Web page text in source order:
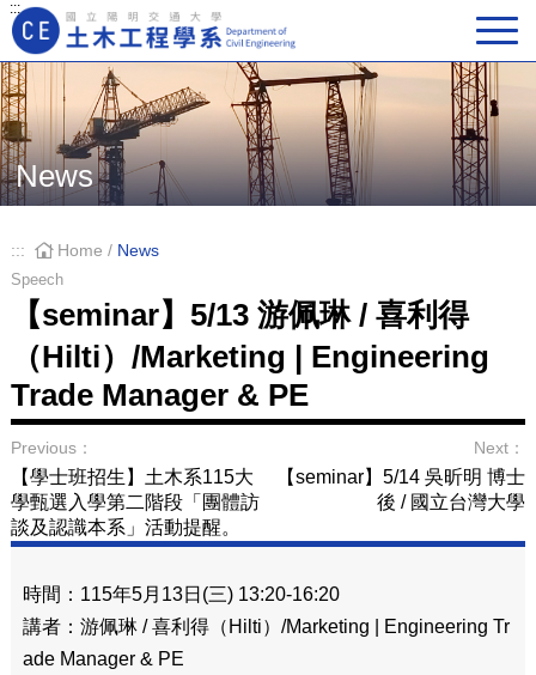
:::
Main Navigation
News
::: Home / News
Speech
【seminar】5/13 游佩琳 / 喜利得
（Hilti）/Marketing | Engineering
Trade Manager & PE
Previous：
【學士班招生】土木系115大
學甄選入學第二階段「團體訪
談及認識本系」活動提醒。
Next：
【seminar】5/14 吳昕明 博士
後 / 國立台灣大學
時間：115年5月13日(三) 13:20-16:20
講者：游佩琳 / 喜利得（Hilti）/Marketing | Engineering Tr
ade Manager & PE